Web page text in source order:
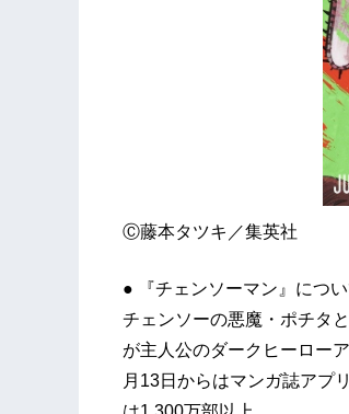
Ⓒ藤本タツキ／集英社
● 『チェンソーマン』につい
チェンソーの悪魔・ポチタ
が主⼈公のダークヒーロー
月13日からはマンガ誌アプ